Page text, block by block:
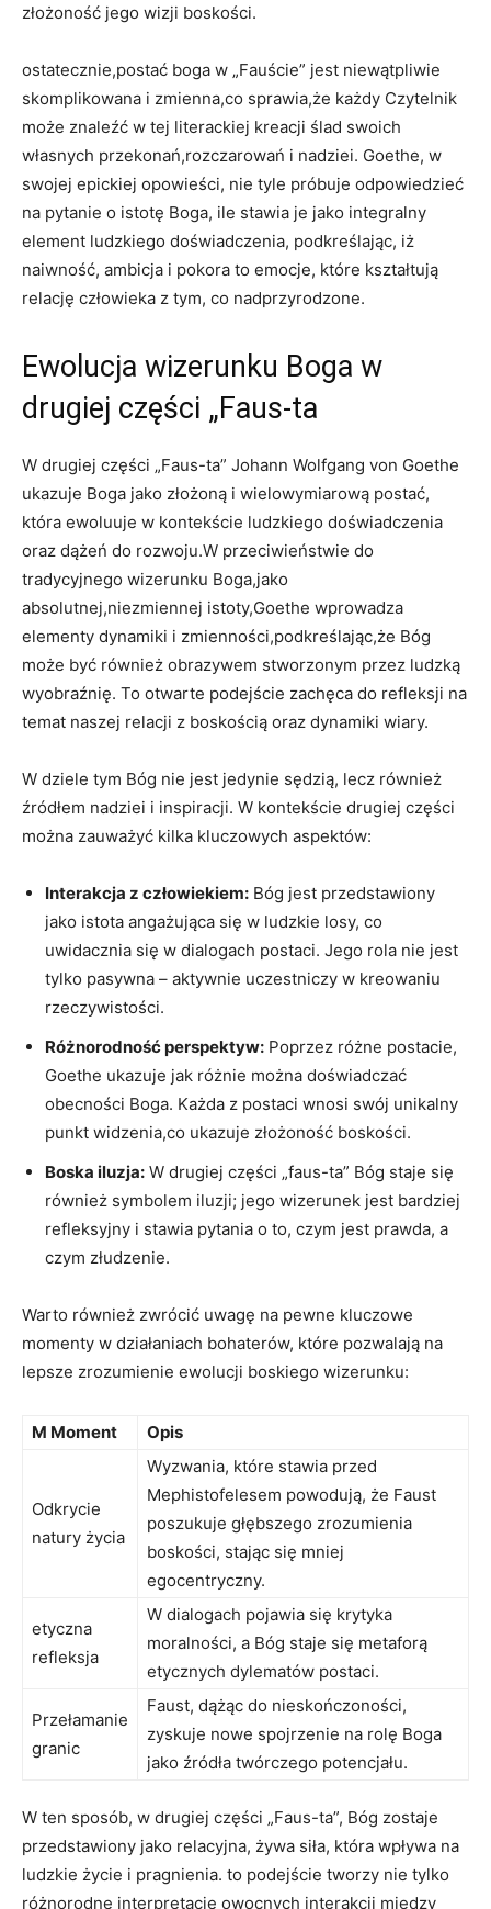
złożoność jego wizji boskości.
ostatecznie,postać boga w „Fauście” jest niewątpliwie
skomplikowana i zmienna,co sprawia,że każdy Czytelnik
może znaleźć w tej literackiej kreacji ślad swoich
własnych przekonań,rozczarowań i nadziei. Goethe, w
swojej epickiej opowieści, nie tyle próbuje odpowiedzieć
na pytanie o istotę Boga, ile stawia je jako integralny
element ludzkiego doświadczenia, podkreślając, iż
naiwność, ambicja i pokora to emocje, które kształtują
relację człowieka z tym, co nadprzyrodzone.
Ewolucja wizerunku Boga w
drugiej części „Faus-ta
W drugiej części „Faus-ta” Johann Wolfgang von Goethe
ukazuje Boga jako złożoną i wielowymiarową postać,
która ewoluuje w kontekście ludzkiego doświadczenia
oraz dążeń do rozwoju.W przeciwieństwie do
tradycyjnego wizerunku Boga,jako
absolutnej,niezmiennej istoty,Goethe wprowadza
elementy dynamiki i zmienności,podkreślając,że Bóg
może być również obrazywem stworzonym przez ludzką
wyobraźnię. To otwarte podejście zachęca do refleksji na
temat naszej relacji z boskością oraz dynamiki wiary.
W dziele tym Bóg nie jest jedynie sędzią, lecz również
źródłem nadziei i inspiracji. W kontekście drugiej części
można zauważyć kilka kluczowych aspektów:
Interakcja z człowiekiem: Bóg jest przedstawiony
jako istota angażująca się w ludzkie losy, co
uwidacznia się w dialogach postaci. Jego rola nie jest
tylko pasywna – aktywnie uczestniczy w kreowaniu
rzeczywistości.
Różnorodność perspektyw: Poprzez różne postacie,
Goethe ukazuje jak różnie można doświadczać
obecności Boga. Każda z postaci wnosi swój unikalny
punkt widzenia,co ukazuje złożoność boskości.
Boska iluzja: W drugiej części „faus-ta” Bóg staje się
również symbolem iluzji; jego wizerunek jest bardziej
refleksyjny i stawia pytania o to, czym jest prawda, a
czym złudzenie.
Warto również zwrócić uwagę na pewne kluczowe
momenty w działaniach bohaterów, które pozwalają na
lepsze zrozumienie ewolucji boskiego wizerunku:
M Moment Opis
Odkrycie
natury życia
Wyzwania, które stawia przed
Mephistofelesem powodują, że Faust
poszukuje głębszego zrozumienia
boskości, stając się mniej
egocentryczny.
etyczna
refleksja
W dialogach pojawia się krytyka
moralności, a Bóg staje się metaforą
etycznych dylematów postaci.
Przełamanie
granic
Faust, dążąc do nieskończoności,
zyskuje nowe spojrzenie na rolę Boga
jako źródła twórczego potencjału.
W ten sposób, w drugiej części „Faus-ta”, Bóg zostaje
przedstawiony jako relacyjna, żywa siła, która wpływa na
ludzkie życie i pragnienia. to podejście tworzy nie tylko
różnorodne interpretacje owocnych interakcji między